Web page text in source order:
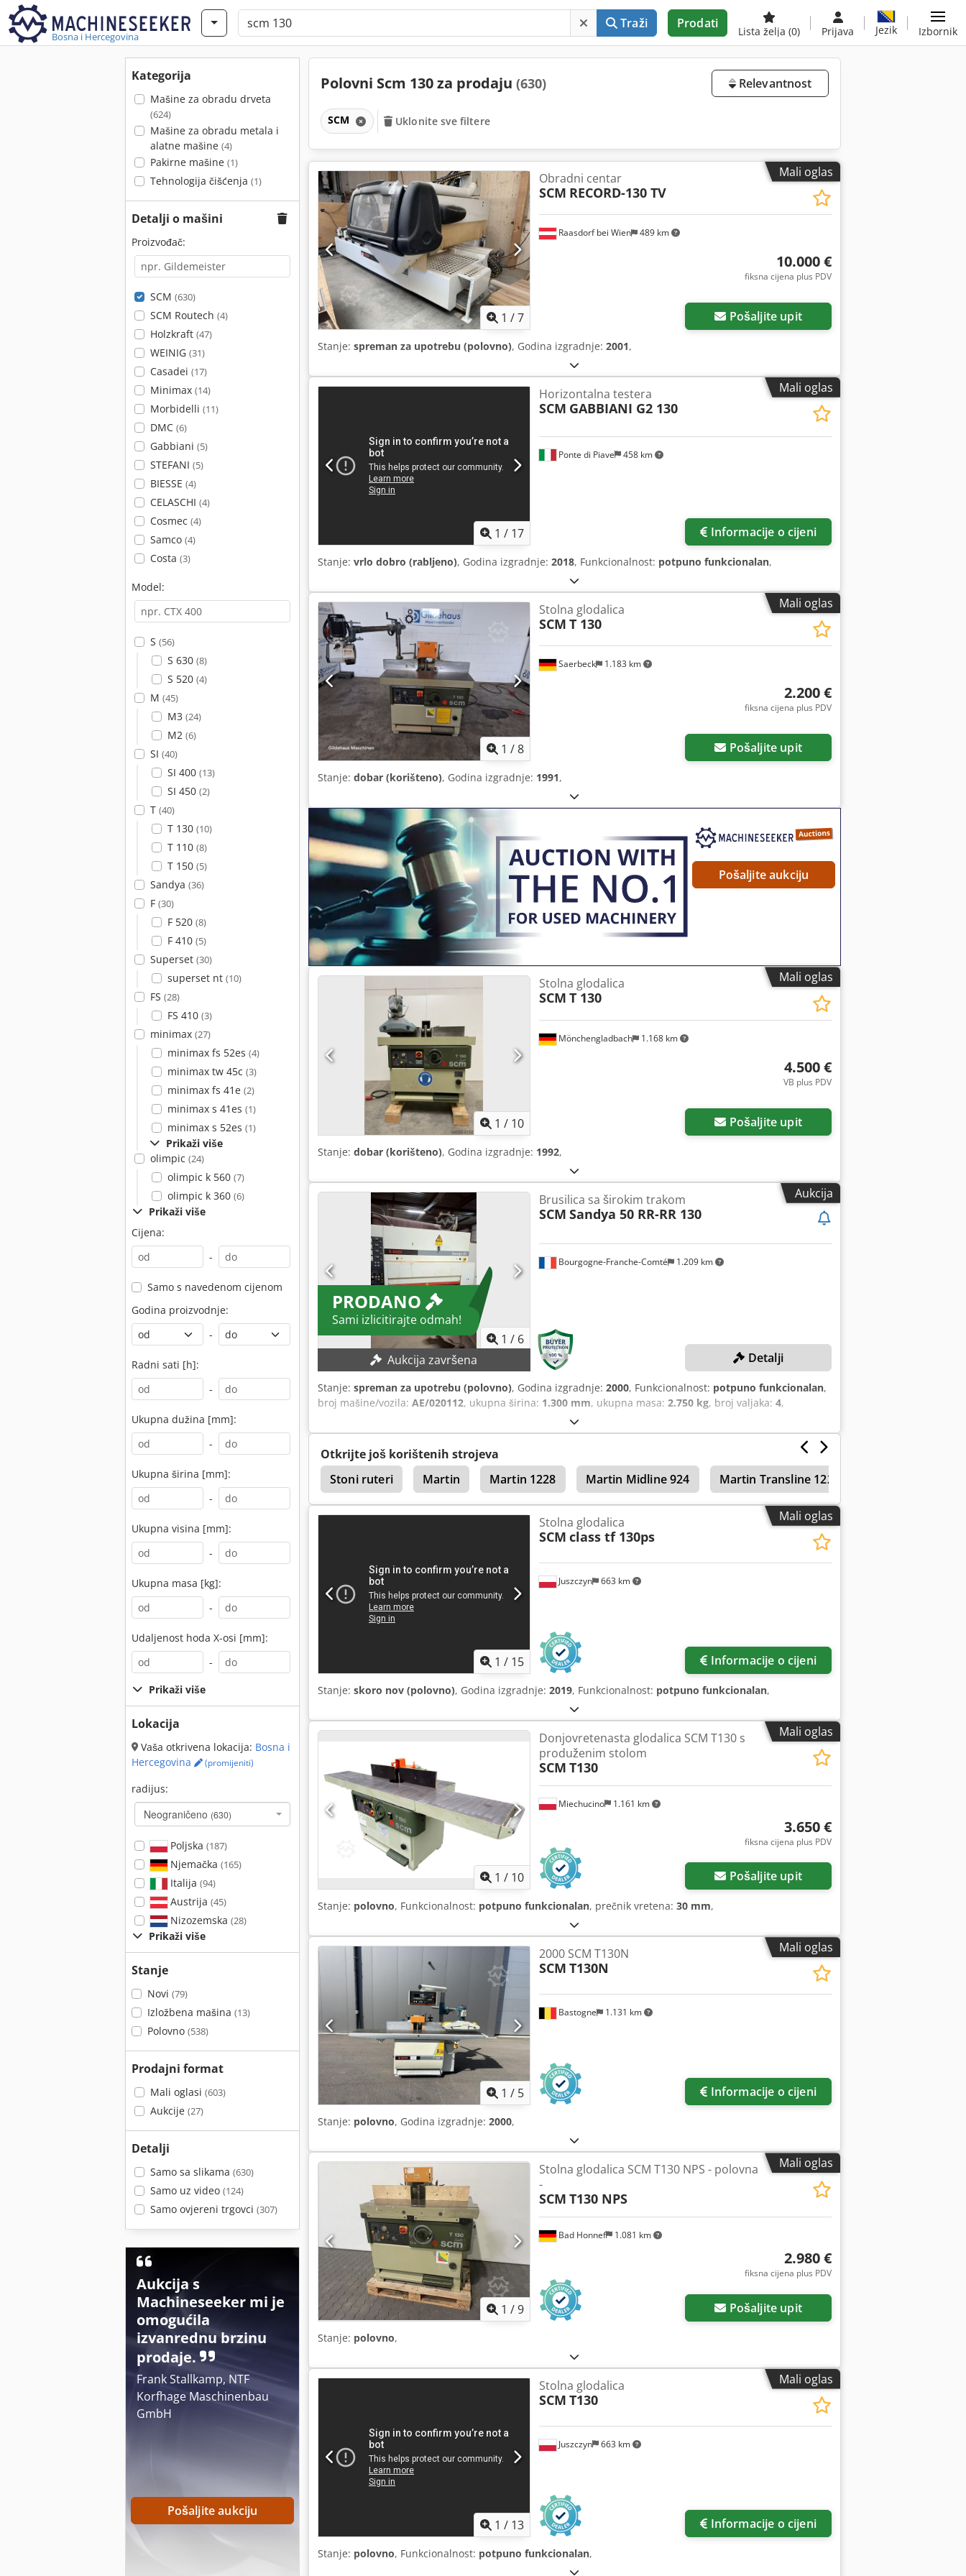
Bosna i Hercegovina
Traži Prodati
Lista želja (0) Prijava Jezik Izbornik
Kategorija
Mašine za obradu drveta
(624)
Mašine za obradu metala i
alatne mašine (4)
Pakirne mašine (1)
Tehnologija čišćenja (1)
Detalji o mašini
Proizvođač:
SCM (630)
SCM Routech (4)
Holzkraft (47)
WEINIG (31)
Casadei (17)
Minimax (14)
Morbidelli (11)
DMC (6)
Gabbiani (5)
STEFANI (5)
BIESSE (4)
CELASCHI (4)
Cosmec (4)
Samco (4)
Costa (3)
Model:
S (56)
S 630 (8)
S 520 (4)
M (45)
M3 (24)
M2 (6)
SI (40)
SI 400 (13)
SI 450 (2)
T (40)
T 130 (10)
T 110 (8)
T 150 (5)
Sandya (36)
F (30)
F 520 (8)
F 410 (5)
Superset (30)
superset nt (10)
FS (28)
FS 410 (3)
minimax (27)
minimax fs 52es (4)
minimax tw 45c (3)
minimax fs 41e (2)
minimax s 41es (1)
minimax s 52es (1)
Prikaži više
olimpic (24)
olimpic k 560 (7)
olimpic k 360 (6)
Prikaži više
Cijena:
-
Samo s navedenom cijenom
Godina proizvodnje:
-
Radni sati [h]:
-
Ukupna dužina [mm]:
-
Ukupna širina [mm]:
-
Ukupna visina [mm]:
-
Ukupna masa [kg]:
-
Udaljenost hoda X-osi [mm]:
-
Prikaži više
Lokacija
Vaša otkrivena lokacija: Bosna i
Hercegovina
(promijeniti)
radijus:
Neograničeno (630)
Poljska (187)
Njemačka (165)
Italija (94)
Austrija (45)
Nizozemska (28)
Prikaži više
Stanje
Novi (79)
Izložbena mašina (13)
Polovno (538)
Prodajni format
Mali oglasi (603)
Aukcije (27)
Detalji
Samo sa slikama (630)
Samo uz video (124)
Samo ovjereni trgovci (307)
Aukcija s
Machineseeker mi je
omogućila
izvanrednu brzinu
prodaje.
Frank Stallkamp, NTF
Korfhage Maschinenbau
GmbH
Pošaljite aukciju
Polovni Scm 130 za prodaju (630) Relevantnost
SCM Uklonite sve filtere
Mali oglas
1 /7
Raasdorf bei Wien 489 km
Obradni centar
SCM RECORD-130 TV
10.000 €
fiksna cijena plus PDV
Pošaljite upit
Stanje: spreman za upotrebu (polovno), Godina izgradnje: 2001,
Mali oglas
1 / 17
Ponte di Piave 458 km
Horizontalna testera
SCM GABBIANI G2 130
Informacije o cijeni
Stanje: vrlo dobro (rabljeno), Godina izgradnje: 2018, Funkcionalnost: potpuno funkcionalan,
Mali oglas
1 /8
Saerbeck 1.183 km
Stolna glodalica
SCM T 130
2.200 €
fiksna cijena plus PDV
Pošaljite upit
Stanje: dobar (korišteno), Godina izgradnje: 1991,
Pošaljite aukciju
Mali oglas
1 / 10
Mönchengladbach 1.168 km
Stolna glodalica
SCM T 130
4.500 €
VB plus PDV
Pošaljite upit
Stanje: dobar (korišteno), Godina izgradnje: 1992,
Aukcija
PRODANO
Sami izlicitirajte odmah!
1 / 6
Aukcija završena
Bourgogne-Franche-Comté 1.209 km
Brusilica sa širokim trakom
SCM Sandya 50 RR-RR 130
Detalji
Stanje: spreman za upotrebu (polovno), Godina izgradnje: 2000, Funkcionalnost: potpuno funkcionalan,
broj mašine/vozila: AE/020112, ukupna širina: 1.300 mm, ukupna masa: 2.750 kg, broj valjaka: 4,
Otkrijte još korištenih strojeva
Stoni ruteri
Martin Martin 1228 Martin Midline 924 Martin Transline 1228
Biesse Rover 321 R
Mali oglas
1 / 15
Juszczyn 663 km
Stolna glodalica
SCM class tf 130ps
Informacije o cijeni
Stanje: skoro nov (polovno), Godina izgradnje: 2019, Funkcionalnost: potpuno funkcionalan,
Mali oglas
1 / 10
Miechucino 1.161 km
Donjovretenasta glodalica SCM T130 s
produženim stolom
SCM T130
3.650 €
fiksna cijena plus PDV
Pošaljite upit
Stanje: polovno, Funkcionalnost: potpuno funkcionalan, prečnik vretena: 30 mm,
Mali oglas
1 / 5
Bastogne 1.131 km
2000 SCM T130N
SCM T130N
Informacije o cijeni
Stanje: polovno, Godina izgradnje: 2000,
Mali oglas
1 /9
Bad Honnef 1.081 km
Stolna glodalica SCM T130 NPS - polovna
-
SCM T130 NPS
2.980 €
fiksna cijena plus PDV
Pošaljite upit
Stanje: polovno,
Mali oglas
1 / 13
Juszczyn 663 km
Stolna glodalica
SCM T130
Informacije o cijeni
Stanje: polovno, Funkcionalnost: potpuno funkcionalan,